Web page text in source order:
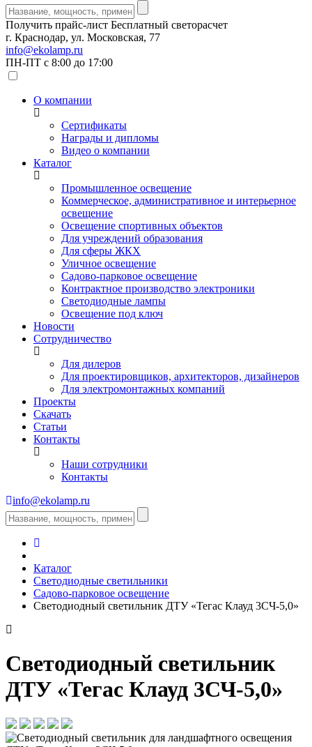
Получить прайс-лист Бесплатный светорасчет
г. Краснодар, ул. Московская, 77
info@ekolamp.ru
ПН-ПТ с 8:00 до 17:00
О компании
Сертификаты
Награды и дипломы
Видео о компании
Каталог
Промышленное освещение
Коммерческое, административное и интерьерное
освещение
Освещение спортивных объектов
Для учреждений образования
Для сферы ЖКХ
Уличное освещение
Садово-парковое освещение
Контрактное производство электроники
Светодиодные лампы
Освещение под ключ
Новости
Сотрудничество
Для дилеров
Для проектировщиков, архитекторов, дизайнеров
Для электромонтажных компаний
Проекты
Скачать
Статьи
Контакты
Наши сотрудники
Контакты
info@ekolamp.ru
Каталог
Светодиодные светильники
Садово-парковое освещение
Светодиодный светильник ДТУ «Тегас Клауд 3СЧ-5,0»
Светодиодный светильник
ДТУ «Тегас Клауд 3СЧ-5,0»